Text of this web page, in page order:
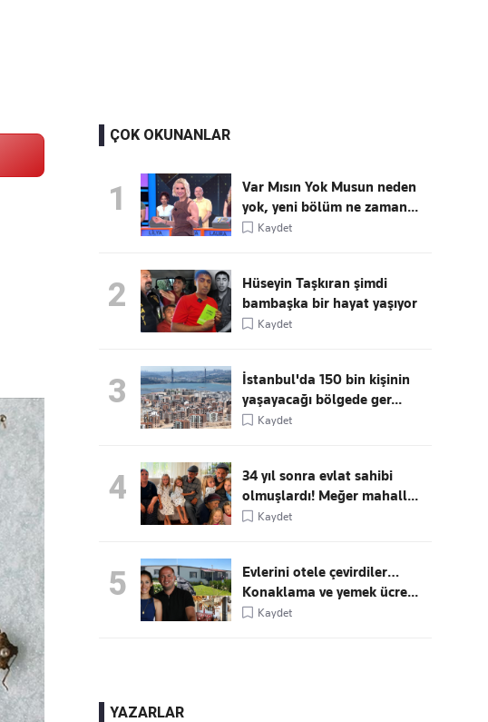
ÇOK OKUNANLAR
1
Var Mısın Yok Musun neden
yok, yeni bölüm ne zaman...
Kaydet
2
Hüseyin Taşkıran şimdi
bambaşka bir hayat yaşıyor
Kaydet
3
İstanbul'da 150 bin kişinin
yaşayacağı bölgede ger...
Kaydet
4
34 yıl sonra evlat sahibi
olmuşlardı! Meğer mahall...
Kaydet
5
Evlerini otele çevirdiler…
Konaklama ve yemek ücre...
Kaydet
YAZARLAR